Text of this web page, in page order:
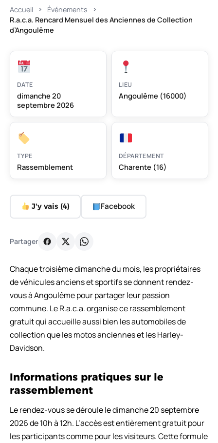
Accueil
Événements
R.a.c.a. Rencard Mensuel des Anciennes de Collection
d’Angoulême
DATE
dimanche 20
septembre 2026
LIEU
Angoulême (16000)
TYPE
Rassemblement
DÉPARTEMENT
Charente (16)
J'y vais (4) Facebook
Partager
Chaque troisième dimanche du mois, les propriétaires
de véhicules anciens et sportifs se donnent rendez-
vous à Angoulême pour partager leur passion
commune. Le R.a.c.a. organise ce rassemblement
gratuit qui accueille aussi bien les automobiles de
collection que les motos anciennes et les Harley-
Davidson.
Informations pratiques sur le
rassemblement
Le rendez-vous se déroule le dimanche 20 septembre
2026 de 10h à 12h. L’accès est entièrement gratuit pour
les participants comme pour les visiteurs. Cette formule